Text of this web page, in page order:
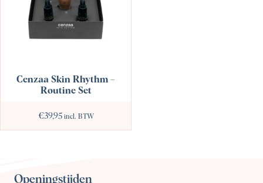
Cenzaa Skin Rhythm –
Routine Set
€39,95 incl. BTW
Openingstijden